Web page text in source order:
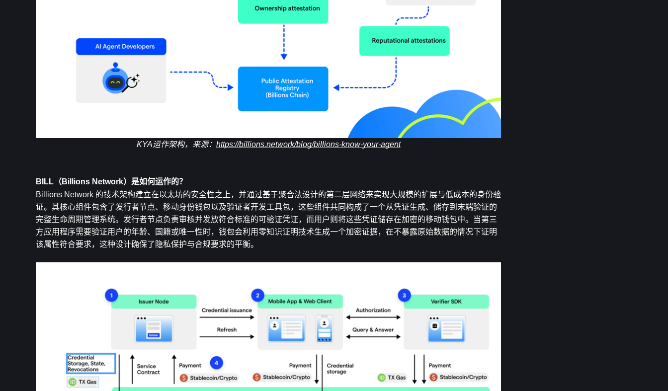
KYA运作架构，来源： https://billions.network/blog/billions-know-your-agent
BILL（Billions Network）是如何运作的？
Billions Network 的技术架构建立在以太坊的安全性之上，并通过基于聚合法设计的第二层网络来实现大规模的扩展与低成本的身份验
证。其核心组件包含了发行者节点、移动身份钱包以及验证者开发工具包，这些组件共同构成了一个从凭证生成、储存到末端验证的
完整生命周期管理系统。发行者节点负责审核并发放符合标准的可验证凭证，而用户则将这些凭证储存在加密的移动钱包中。当第三
方应用程序需要验证用户的年龄、国籍或唯一性时，钱包会利用零知识证明技术生成一个加密证据，在不暴露原始数据的情况下证明
该属性符合要求，这种设计确保了隐私保护与合规要求的平衡。